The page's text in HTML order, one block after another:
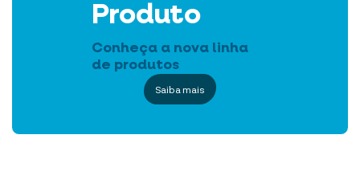
Produto
Conheça a nova linha
de produtos
Saiba mais